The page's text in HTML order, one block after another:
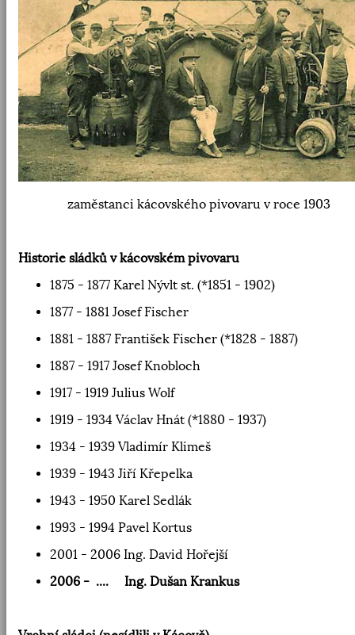
zaměstanci kácovského pivovaru v roce 1903
Historie sládků v kácovském pivovaru
1875 - 1877 Karel Nývlt st. (*1851 - 1902)
1877 - 1881 Josef Fischer
1881 - 1887 František Fischer (*1828 - 1887)
1887 - 1917 Josef Knobloch
1917 - 1919 Julius Wolf
1919 - 1934 Václav Hnát (*1880 - 1937)
1934 - 1939 Vladimír Klimeš
1939 - 1943 Jiří Křepelka
1943 - 1950 Karel Sedlák
1993 - 1994 Pavel Kortus
2001 - 2006 Ing. David Hořejší
2006 - .... Ing. Dušan Krankus